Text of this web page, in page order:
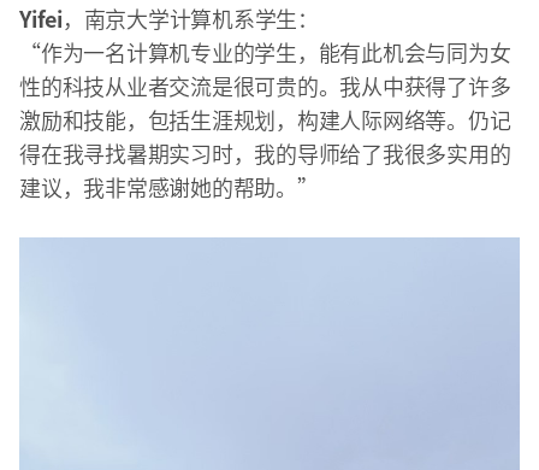
Yifei，南京大学计算机系学生：
“作为一名计算机专业的学生，能有此机会与同为女
性的科技从业者交流是很可贵的。我从中获得了许多
激励和技能，包括生涯规划，构建人际网络等。仍记
得在我寻找暑期实习时，我的导师给了我很多实用的
建议，我非常感谢她的帮助。”